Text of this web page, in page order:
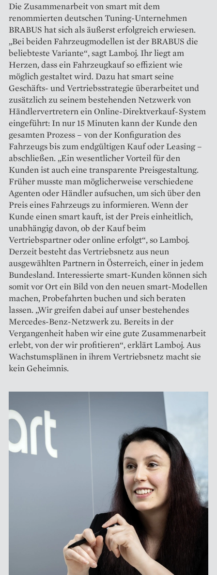
Die Zusammenarbeit von smart mit dem
renommierten deutschen Tuning-Unternehmen
BRABUS hat sich als äußerst erfolgreich ­erwiesen.
„Bei beiden Fahrzeugmodellen ist der BRABUS die
beliebteste Variante“, sagt Lamboj. Ihr liegt am
Herzen, dass ein Fahrzeugkauf so effizient wie
möglich gestaltet wird. Dazu hat smart seine
Geschäfts- und Vertriebs­strategie überarbeitet und
zusätzlich zu seinem bestehenden Netzwerk von
Händlervertretern ein Online-Direktverkauf-System
eingeführt: In nur 15 Minuten kann der Kunde den
gesamten Prozess – von der Konfiguration des
Fahrzeugs bis zum endgültigen Kauf oder Leasing –
abschließen. „Ein wesentlicher Vorteil für den
Kunden ist auch eine transparente Preisgestaltung.
Früher musste man möglicherweise verschiedene
Agenten oder Händler aufsuchen, um sich über den
Preis eines Fahrzeugs zu informieren. Wenn der
Kunde ­einen smart kauft, ist der Preis einheitlich,
unabhängig davon, ob der Kauf beim
Vertriebspartner oder online erfolgt“, so Lamboj.
Derzeit besteht das Vertriebsnetz aus neun
ausgewählten Partnern in ­Öster­reich, einer in jedem
Bundesland. Inte­ressierte smart-Kunden können sich
somit vor Ort ein Bild von den neuen smart-Modellen
machen, Probefahrten buchen und sich beraten
lassen. „Wir greifen dabei auf unser bestehendes
Mercedes-Benz-Netzwerk zu. Bereits in der
Vergangenheit haben wir eine gute Zusammenarbeit
erlebt, von der wir profitieren“, erklärt Lamboj. Aus
Wachstumsplänen in ihrem Vertriebsnetz macht sie
kein Geheimnis.